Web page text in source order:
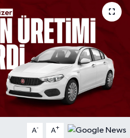
A- A+